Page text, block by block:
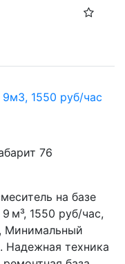
1550 руб/час
76
на базе
м³, 1550 руб/час,
Минимальный
Надежная техника